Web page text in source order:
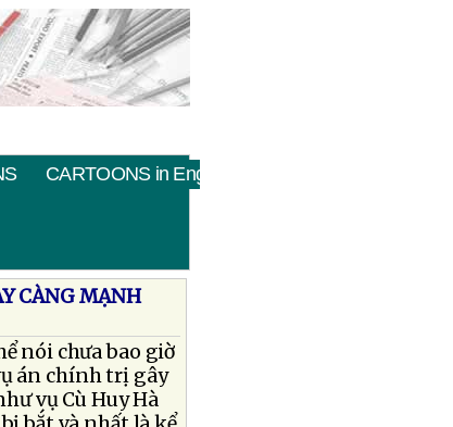
CARTOONS in English
CÀNG MẠNH
nói chưa bao giờ
án chính trị gây
vụ Cù Huy Hà